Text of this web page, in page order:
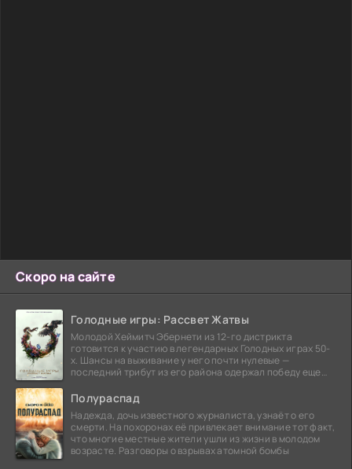
Скоро на сайте
Голодные игры: Рассвет Жатвы
Молодой Хеймитч Эбернети из 12-го дистрикта
готовится к участию в легендарных Голодных играх 50-
х. Шансы на выживание у него почти нулевые —
последний трибут из его района одержал победу еще
Полураспад
Надежда, дочь известного журналиста, узнаёт о его
смерти. На похоронах её привлекает внимание тот факт,
что многие местные жители ушли из жизни в молодом
возрасте. Разговоры о взрывах атомной бомбы